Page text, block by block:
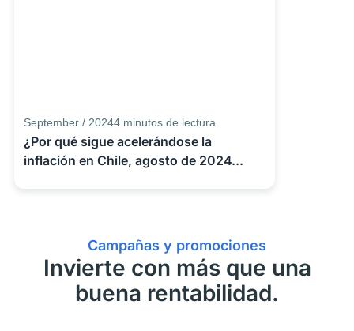
September / 20244 minutos de lectura
¿Por qué sigue acelerándose la
inflación en Chile, agosto de 2024...
Campañas y promociones
Invierte con más que una
buena rentabilidad.